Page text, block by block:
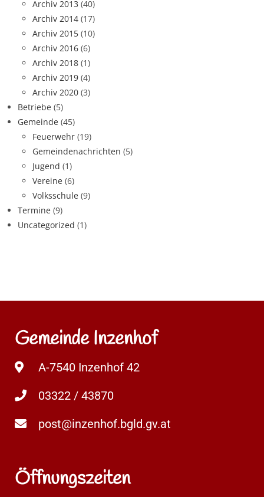
Archiv 2013 (40)
Archiv 2014 (17)
Archiv 2015 (10)
Archiv 2016 (6)
Archiv 2018 (1)
Archiv 2019 (4)
Archiv 2020 (3)
Betriebe (5)
Gemeinde (45)
Feuerwehr (19)
Gemeindenachrichten (5)
Jugend (1)
Vereine (6)
Volksschule (9)
Termine (9)
Uncategorized (1)
Gemeinde Inzenhof
A-7540 Inzenhof 42
03322 / 43870
post@inzenhof.bgld.gv.at
Öffnungszeiten